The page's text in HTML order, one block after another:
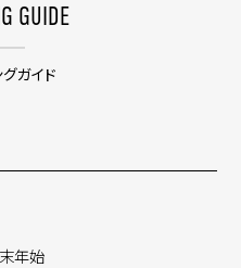
GUIDE
ガイド
末年始